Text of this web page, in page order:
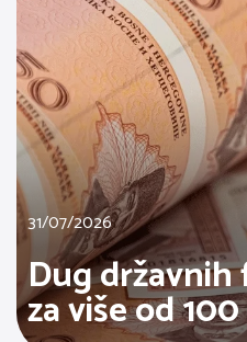
31/07/2026
Dug
za više od